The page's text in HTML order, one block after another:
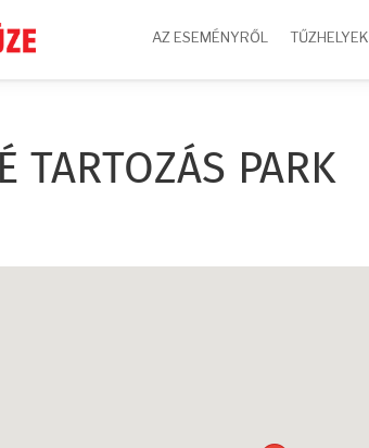
AZ ESEMÉNYRŐL TŰZHELYEK
TARTOZÁS PARK